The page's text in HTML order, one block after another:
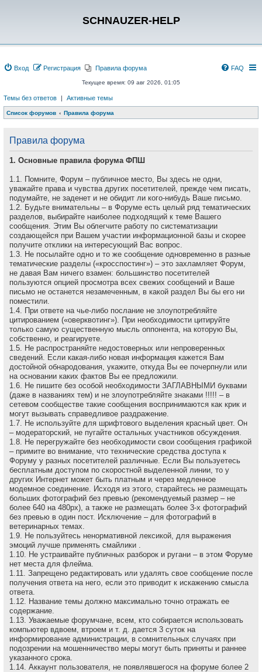
SCHNAUZER-HELP
Вход Регистрация Правила форума FAQ
Текущее время: 09 авг 2026, 01:05
Темы без ответов | Активные темы
Список форумов Правила форума
Правила форума
1. Основные правила форума ФПШ
1.1. Помните, Форум – публичное место, Вы здесь не одни,
уважайте права и чувства других посетителей, прежде чем писать,
подумайте, не заденет и не обидит ли кого-нибудь Ваше письмо.
1.2. Будьте внимательны – в Форуме есть целый ряд тематических
разделов, выбирайте наиболее подходящий к теме Вашего
сообщения. Этим Вы облегчите работу по систематизации
создающейся при Вашем участии информационной базы и скорее
получите отклики на интересующий Вас вопрос.
1.3. Не посылайте одно и то же сообщение одновременно в разные
тематические разделы («кросспостинг») – это захламляет Форум,
не давая Вам ничего взамен: большинство посетителей
пользуются опцией просмотра всех свежих сообщений и Ваше
письмо не останется незамеченным, в какой раздел Вы бы его ни
поместили.
1.4. При ответе на чье-либо послание не злоупотребляйте
цитированием («оверквотинг»). При необходимости цитируйте
только самую существенную мысль оппонента, на которую Вы,
собственно, и реагируете.
1.5. Не распространяйте недостоверных или непроверенных
сведений. Если какая-либо новая информация кажется Вам
достойной обнародования, укажите, откуда Вы ее почерпнули или
на основании каких фактов Вы ее предложили.
1.6. Не пишите без особой необходимости ЗАГЛАВНЫМИ буквами
(даже в названиях тем) и не злоупотребляйте знаками !!!!! – в
сетевом сообществе такие сообщения воспринимаются как крик и
могут вызывать справедливое раздражение.
1.7. Не используйте для шрифтового выделения красный цвет. Он
– модераторский, не пугайте остальных участников обсуждения.
1.8. Не перегружайте без необходимости свои сообщения графикой
– примите во внимание, что технические средства доступа к
Форуму у разных посетителей различные. Если Вы пользуетесь
бесплатным доступом по скоростной выделенной линии, то у
других Интернет может быть платным и через медленное
модемное соединение. Исходя из этого, старайтесь не размещать
больших фотографий без превью (рекомендуемый размер – не
более 640 на 480рх), а также не размещать более 3-х фотографий
без превью в один пост. Исключение – для фотографий в
ветеринарных темах.
1.9. Не пользуйтесь ненормативной лексикой, для выражения
эмоций лучше применять смайлики .
1.10. Не устраивайте публичных разборок и ругани – в этом Форуме
нет места для флейма.
1.11. Запрещено редактировать или удалять свое сообщение после
получения ответа на него, если это приводит к искажению смысла
ответа.
1.12. Название темы должно максимально точно отражать ее
содержание.
1.13. Уважаемые форумчане, всем, кто собирается использовать
компьютер вдвоем, втроем и т. д. дается 3 суток на
информирование администрации, в сомнительных случаях при
подозрении на мошенничество меры могут быть приняты и раннее
указанного срока.
1.14. Аккаунт пользователя, не появлявшегося на форуме более 2